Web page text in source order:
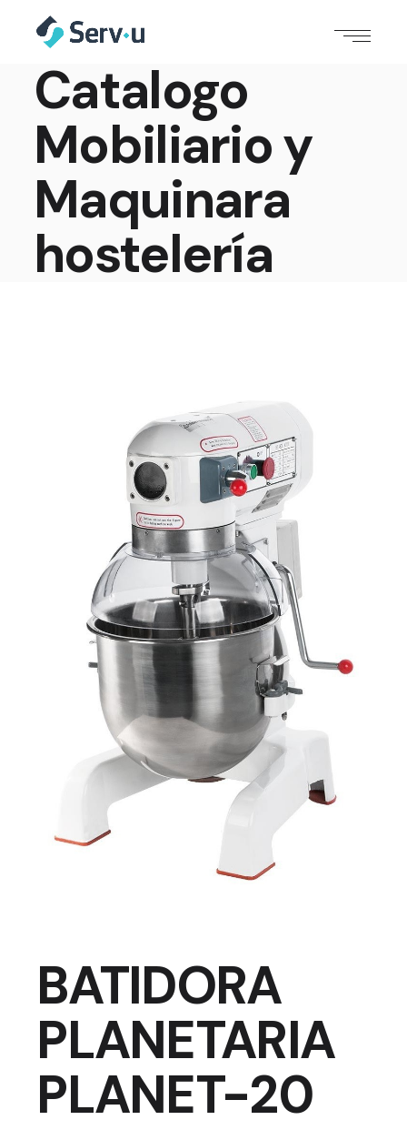
Catalogo
Mobiliario y
Maquinara
hostelería
BATIDORA
PLANETARIA
PLANET-20